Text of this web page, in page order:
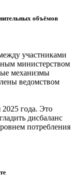
объёмов
участниками
министерством
механизмы
ведомством
2025 года. Это
дисбаланс
потребления